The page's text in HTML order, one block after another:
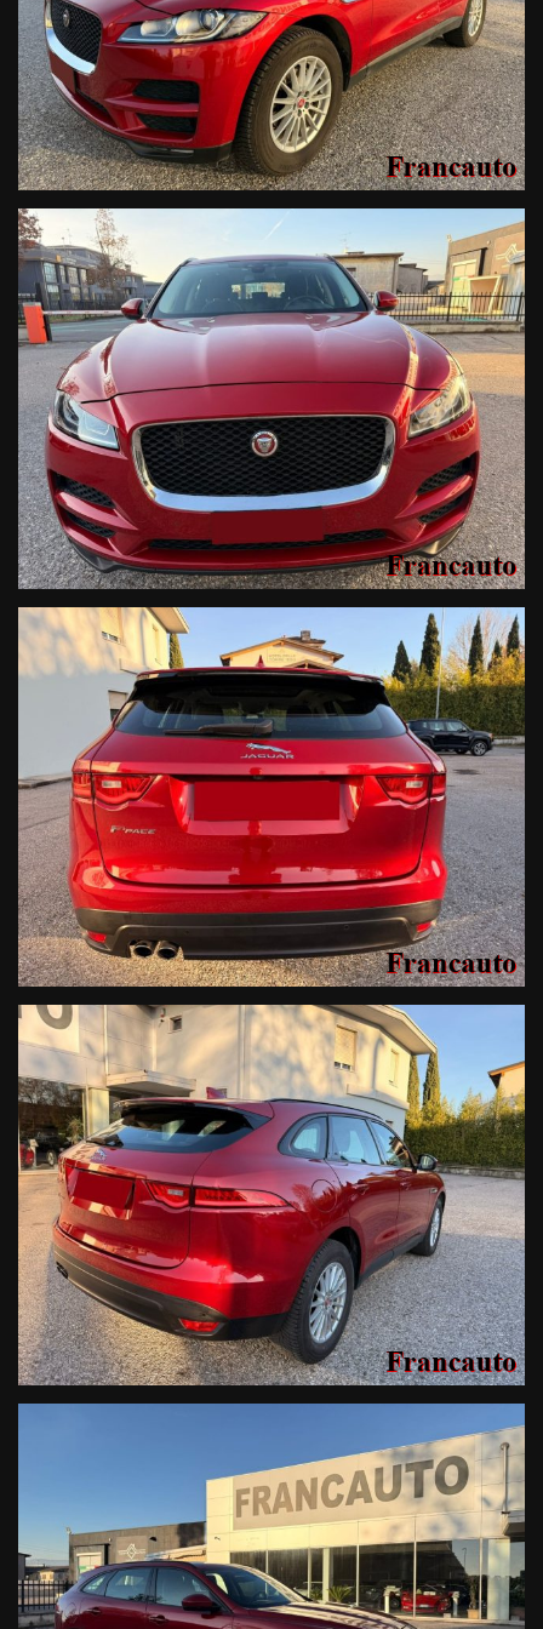
Highlights & Allestimento Portfolio:Una dotazione completa
per un'esperienza di viaggio di classe superiore:
Lusso a Bordo:
Interni inpelle pregiata, sedili a
regolazione elettrica e finiture di alta qualità.
Tecnologia & Infotainment:Navigatore Touch screen,
integrazioneApple CarPlay & Android Auto, Bluetooth e
Sound System.
Sicurezza Avanzata:
Frenata d'emergenza assistita,
controllo elettronico della corsia e riconoscimento dei segnali
stradali.
Manovre Assistite:Telecamera posteriore, sensori di
parcheggio anteriori e posteriori.
Stile e Visibilità:Fari alloXenon, cerchi in lega, sensore
di luce e pioggia.
Comfort:Climatizzatore automatico bizona, Cruise
Control, portellone posteriore elettrico e specchietti elettrici.
DOVE TROVARCI E CONTATTIVieni a scoprire il fascino di
questa Jaguar nel nostro showroom di Calcinato. Cristiano e il
team di Francauto srl sono pronti a offrirti una consulenza
personalizzata.
Contatto Diretto:348 2291598 –
Cristiano
Ufficio:030 9637067
Sede:Francauto srl – Calcinato (BS), via SS11 n. 31
Francauto srl declina ogni responsabilità per eventuali
involontarie incongruenze, che non rappresentano in alcun
modo un impegno contrattuale